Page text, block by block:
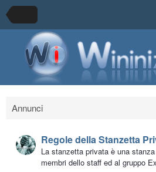
Annunci
Regole della Stanzetta
La stanzetta privata è una
membri dello staff ed al gruppo